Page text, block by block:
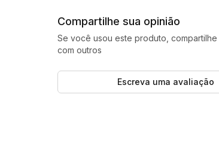
Compartilhe sua opinião
Se você usou este produto, compartilhe
com outros
Escreva uma avaliação